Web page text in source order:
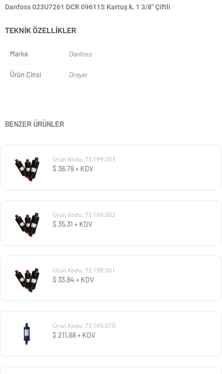
Danfoss 023U7261 DCR 09611S Kartuş k. 1 3/8" Çiftli
TEKNIK ÖZELLIKLER
Marka Danfoss
Ürün Cinsi Drayer
BENZER ÜRÜNLER
Ürün Kodu: 73.199.003
$ 36,79+ KDV
Ürün Kodu: 73.199.002
$ 35,31 + KDV
Ürün Kodu: 73.199.001
$ 33,84+ KDV
Ürün Kodu: 73.165.010
$ 211,68+ KDV